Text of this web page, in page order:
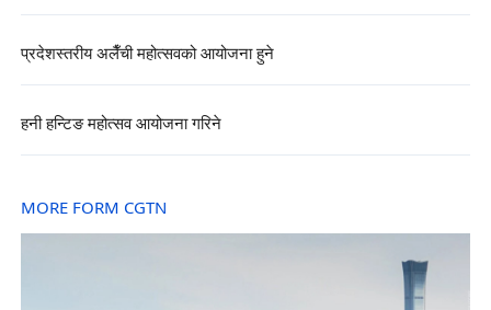
प्रदेशस्तरीय अलैँची महोत्सवको आयोजना हुने
हनी हन्टिङ महोत्सव आयोजना गरिने
MORE FORM CGTN